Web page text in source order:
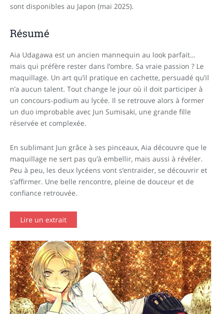
sont disponibles au Japon (mai 2025).
Résumé
Aia Udagawa est un ancien mannequin au look parfait…
mais qui préfère rester dans l’ombre. Sa vraie passion ? Le
maquillage. Un art qu’il pratique en cachette, persuadé qu’il
n’a aucun talent. Tout change le jour où il doit participer à
un concours-podium au lycée. Il se retrouve alors à former
un duo improbable avec Jun Sumisaki, une grande fille
réservée et complexée.
En sublimant Jun grâce à ses pinceaux, Aia découvre que le
maquillage ne sert pas qu’à embellir, mais aussi à révéler.
Peu à peu, les deux lycéens vont s’entraider, se découvrir et
s’affirmer. Une belle rencontre, pleine de douceur et de
confiance retrouvée.
Lire un extrait